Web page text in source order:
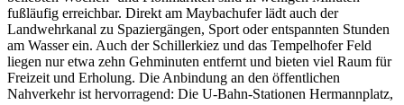
fußläufig erreichbar. Direkt am Maybachufer lädt auch der
Landwehrkanal zu Spaziergängen, Sport oder entspannten Stunden
am Wasser ein. Auch der Schillerkiez und das Tempelhofer Feld
liegen nur etwa zehn Gehminuten entfernt und bieten viel Raum für
Freizeit und Erholung. Die Anbindung an den öffentlichen
Nahverkehr ist hervorragend: Die U-Bahn-Stationen Hermannplatz,